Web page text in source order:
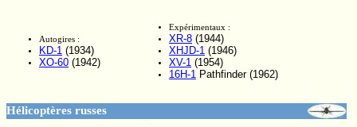
Autogires :
KD-1 (1934)
XO-60 (1942)
Expérimentaux :
XR-8 (1944)
XHJD-1 (1946)
XV-1 (1954)
16H-1 Pathfinder (1962)
Hélicoptères russes